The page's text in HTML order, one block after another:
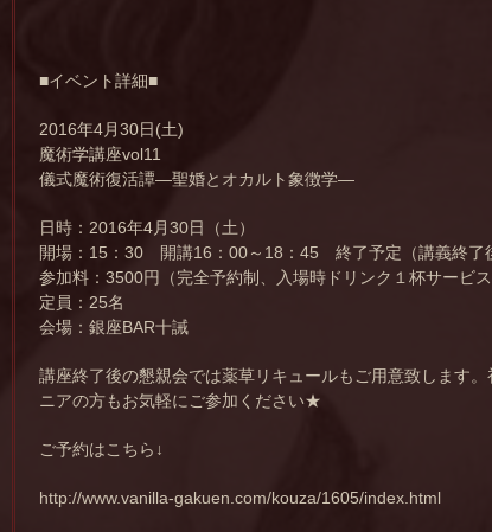
■イベント詳細■
2016年4月30日(土)
魔術学講座vol11
儀式魔術復活譚―聖婚とオカルト象徴学―
日時：2016年4月30日（土）
開場：15：30 開講16：00～18：45 終了予定（講義終了
参加料：3500円（完全予約制、入場時ドリンク１杯サービス
定員：25名
会場：銀座BAR十誡
講座終了後の懇親会では薬草リキュールもご用意致します
ニアの方もお気軽にご参加ください★
ご予約はこちら↓
http://www.vanilla-gakuen.com/kouza/1605/index.html